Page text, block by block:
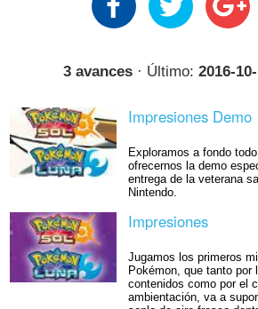
3 avances· Último: 2016-
Impresiones Demo
Exploramos a fondo
ofrecernos la demo
entrega de la veterana
Nintendo.
Impresiones
Jugamos los primeros
Pokémon, que tanto por
contenidos como por el
ambientación, va a